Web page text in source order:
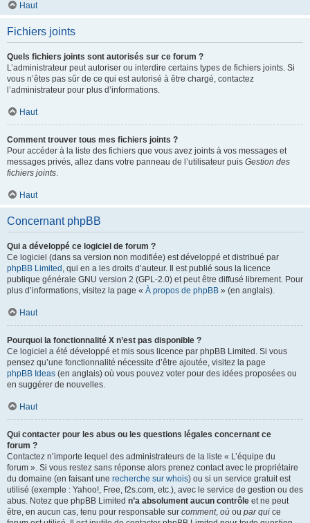
Haut
Fichiers joints
Quels fichiers joints sont autorisés sur ce forum ?
L’administrateur peut autoriser ou interdire certains types de fichiers joints. Si
vous n’êtes pas sûr de ce qui est autorisé à être chargé, contactez
l’administrateur pour plus d’informations.
Haut
Comment trouver tous mes fichiers joints ?
Pour accéder à la liste des fichiers que vous avez joints à vos messages et
messages privés, allez dans votre panneau de l’utilisateur puis Gestion des
fichiers joints.
Haut
Concernant phpBB
Qui a développé ce logiciel de forum ?
Ce logiciel (dans sa version non modifiée) est développé et distribué par
phpBB Limited , qui en a les droits d’auteur. Il est publié sous la licence
publique générale GNU version 2 (GPL-2.0) et peut être diffusé librement. Pour
plus d’informations, visitez la page « À propos de phpBB » (en anglais).
Haut
Pourquoi la fonctionnalité X n’est pas disponible ?
Ce logiciel a été développé et mis sous licence par phpBB Limited. Si vous
pensez qu’une fonctionnalité nécessite d’être ajoutée, visitez la page
phpBB Ideas (en anglais) où vous pouvez voter pour des idées proposées ou
en suggérer de nouvelles.
Haut
Qui contacter pour les abus ou les questions légales concernant ce
forum ?
Contactez n’importe lequel des administrateurs de la liste « L’équipe du
forum ». Si vous restez sans réponse alors prenez contact avec le propriétaire
du domaine (en faisant une recherche sur whois) ou si un service gratuit est
utilisé (exemple : Yahoo!, Free, f2s.com, etc.), avec le service de gestion ou des
abus. Notez que phpBB Limited n’a absolument aucun contrôle et ne peut
être, en aucun cas, tenu pour responsable sur comment, où ou par qui ce